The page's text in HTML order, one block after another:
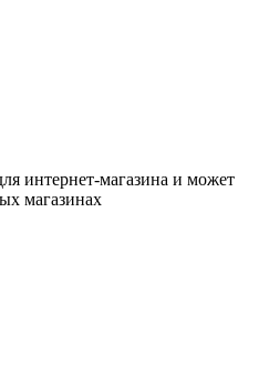
интернет-магазина и может
магазинах